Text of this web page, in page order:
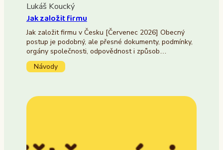
Lukáš Koucký
Jak založit firmu
Jak založit firmu v Česku [Červenec 2026] Obecný
postup je podobný, ale přesné dokumenty, podmínky,
orgány společnosti, odpovědnost i způsob…
Návody